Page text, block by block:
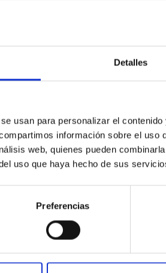
Detalles
usan para personalizar el
información sobre el uso
web, quienes pueden
uso que haya hecho de sus
Preferencias
Eccentricity of planetary orbits
perihelion)